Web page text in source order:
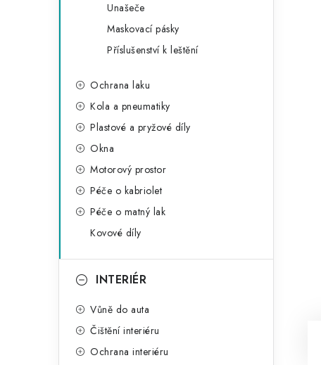
Unašeče
Maskovací pásky
Příslušenství k leštění
Ochrana laku
Kola a pneumatiky
Plastové a pryžové díly
Okna
Motorový prostor
Péče o kabriolet
Péče o matný lak
Kovové díly
INTERIÉR
Vůně do auta
Čištění interiéru
Ochrana interiéru